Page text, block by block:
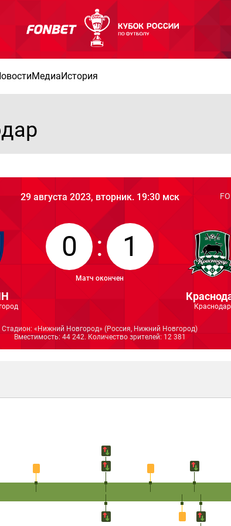
МедиаИстория
29 августа 2023, вторник. 19:30 мск
0 : 1
Матч окончен
Краснодар
Стадион: «Нижний Новгород» (Россия, Нижний Новгород)
Вместимость: 44 242. Количество зрителей: 12 381